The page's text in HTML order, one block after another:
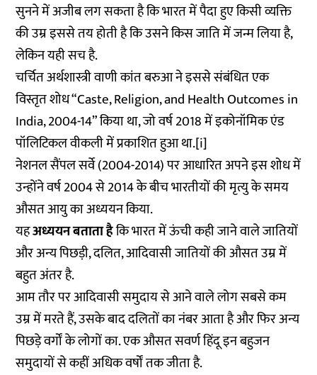
सुनने में अजीब लग सकता है कि भारत में पैदा हुए किसी व्यक्ति
की उम्र इससे तय होती है कि उसने किस जाति में जन्म लिया है,
लेकिन यही सच है.
चर्चित अर्थशास्त्री वाणी कांत बरुआ ने इससे संबंधित एक
विस्तृत शोध “Caste, Religion, and Health Outcomes in
India, 2004-14” किया था, जो वर्ष 2018 में इकोनॉमिक एंड
पॉलिटिकल वीकली में प्रकाशित हुआ था.[i]
नेशनल सैंपल सर्वे (2004-2014) पर आधारित अपने इस शोध में
उन्होंने वर्ष 2004 से 2014 के बीच भारतीयों की मृत्यु के समय
औसत आयु का अध्ययन किया.
यहअध्ययन बताता हैकि भारत में ऊंची कही जाने वाले जातियों
और अन्य पिछड़ी, दलित, आदिवासी जातियों की औसत उम्र में
बहुत अंतर है.
आम तौर पर आदिवासी समुदाय से आने वाले लोग सबसे कम
उम्र में मरते हैं, उसके बाद दलितों का नंबर आता है और फिर अन्य
पिछड़े वर्गों के लोगों का. एक औसत सवर्ण हिंदू इन बहुजन
समुदायों से कहीं अधिक वर्षों तक जीता है.